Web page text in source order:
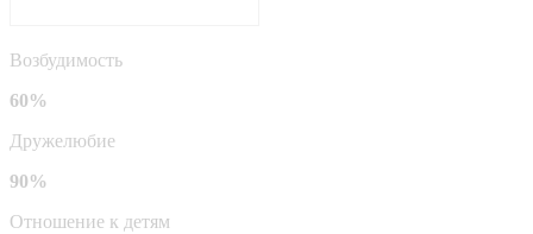
Возбудимость
60%
Дружелюбие
90%
Отношение к детям